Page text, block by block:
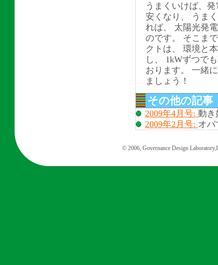
うまくいけば、
安くなり、 うま
れば、 太陽光発
のです。 そこま
クトは、 環境と
し、 1kWずつで
おります。 一緒
ましょう！
その他の記事
2009年4月号: 動き
2009年2月号: オバ
© 2006, Governance Design